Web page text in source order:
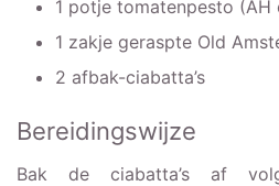
1 potje tomatenpesto (AH
1 zakje geraspte Old
2 afbak-ciabatta’s
Bereidingswijze
Bak de ciabatta’s af